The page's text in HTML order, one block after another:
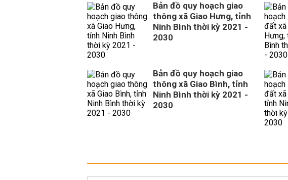
Bản đồ quy hoạch giao
thông xã Giao Hưng, tỉnh
Ninh Bình thời kỳ 2021 -
2030
Bản đồ quy hoạch giao
thông xã Giao Bình, tỉnh
Ninh Bình thời kỳ 2021 -
2030